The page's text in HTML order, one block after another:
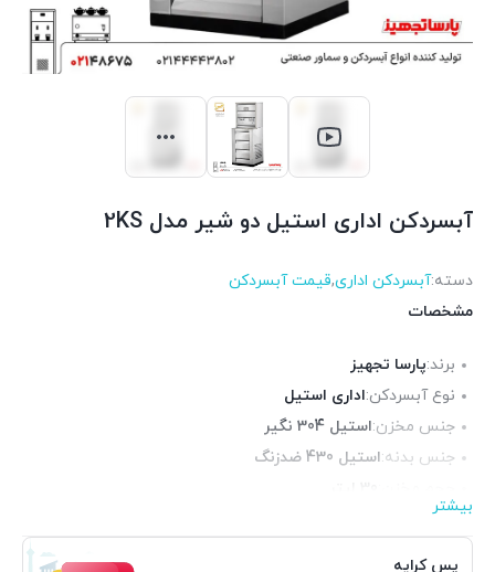
آبسردکن اداری استیل دو شیر مدل 2KS
دسته:آبسردکن اداری,قیمت آبسردکن
مشخصات
برند:پارسا تجهیز
نوع آبسردکن:اداری استیل
جنس مخزن:استیل 304 نگیر
جنس بدنه:استیل 430 ضدزنگ
بازدهی:
بیشتر
پس کرایه